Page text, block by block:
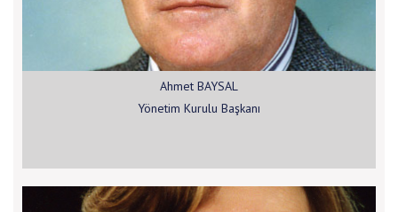
Ahmet BAYSAL
Yönetim Kurulu Başkanı